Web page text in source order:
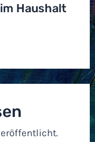
Haushalt